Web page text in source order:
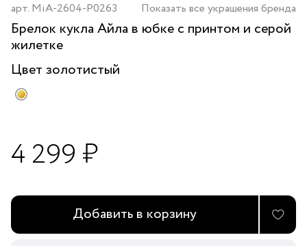
арт. MiA-2604-P0263 Показать все украшения бренда
Брелок кукла Айла в юбке с принтом и серой
жилетке
Цвет золотистый
4 299 ₽
Добавить в корзину